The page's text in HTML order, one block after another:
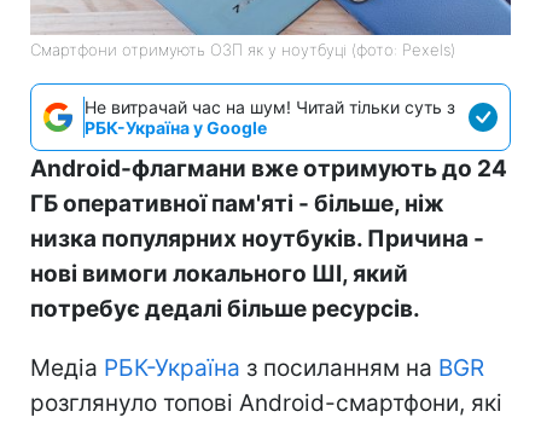
Смартфони отримують ОЗП як у ноутбуці (фото: Pexels)
Не витрачай час на шум! Читай тільки суть з
РБК-Україна у Google
Android-флагмани вже отримують до 24
ГБ оперативної пам'яті - більше, ніж
низка популярних ноутбуків. Причина -
нові вимоги локального ШІ, який
потребує дедалі більше ресурсів.
Медіа РБК-Україна з посиланням на BGR
розглянуло топові Android-смартфони, які